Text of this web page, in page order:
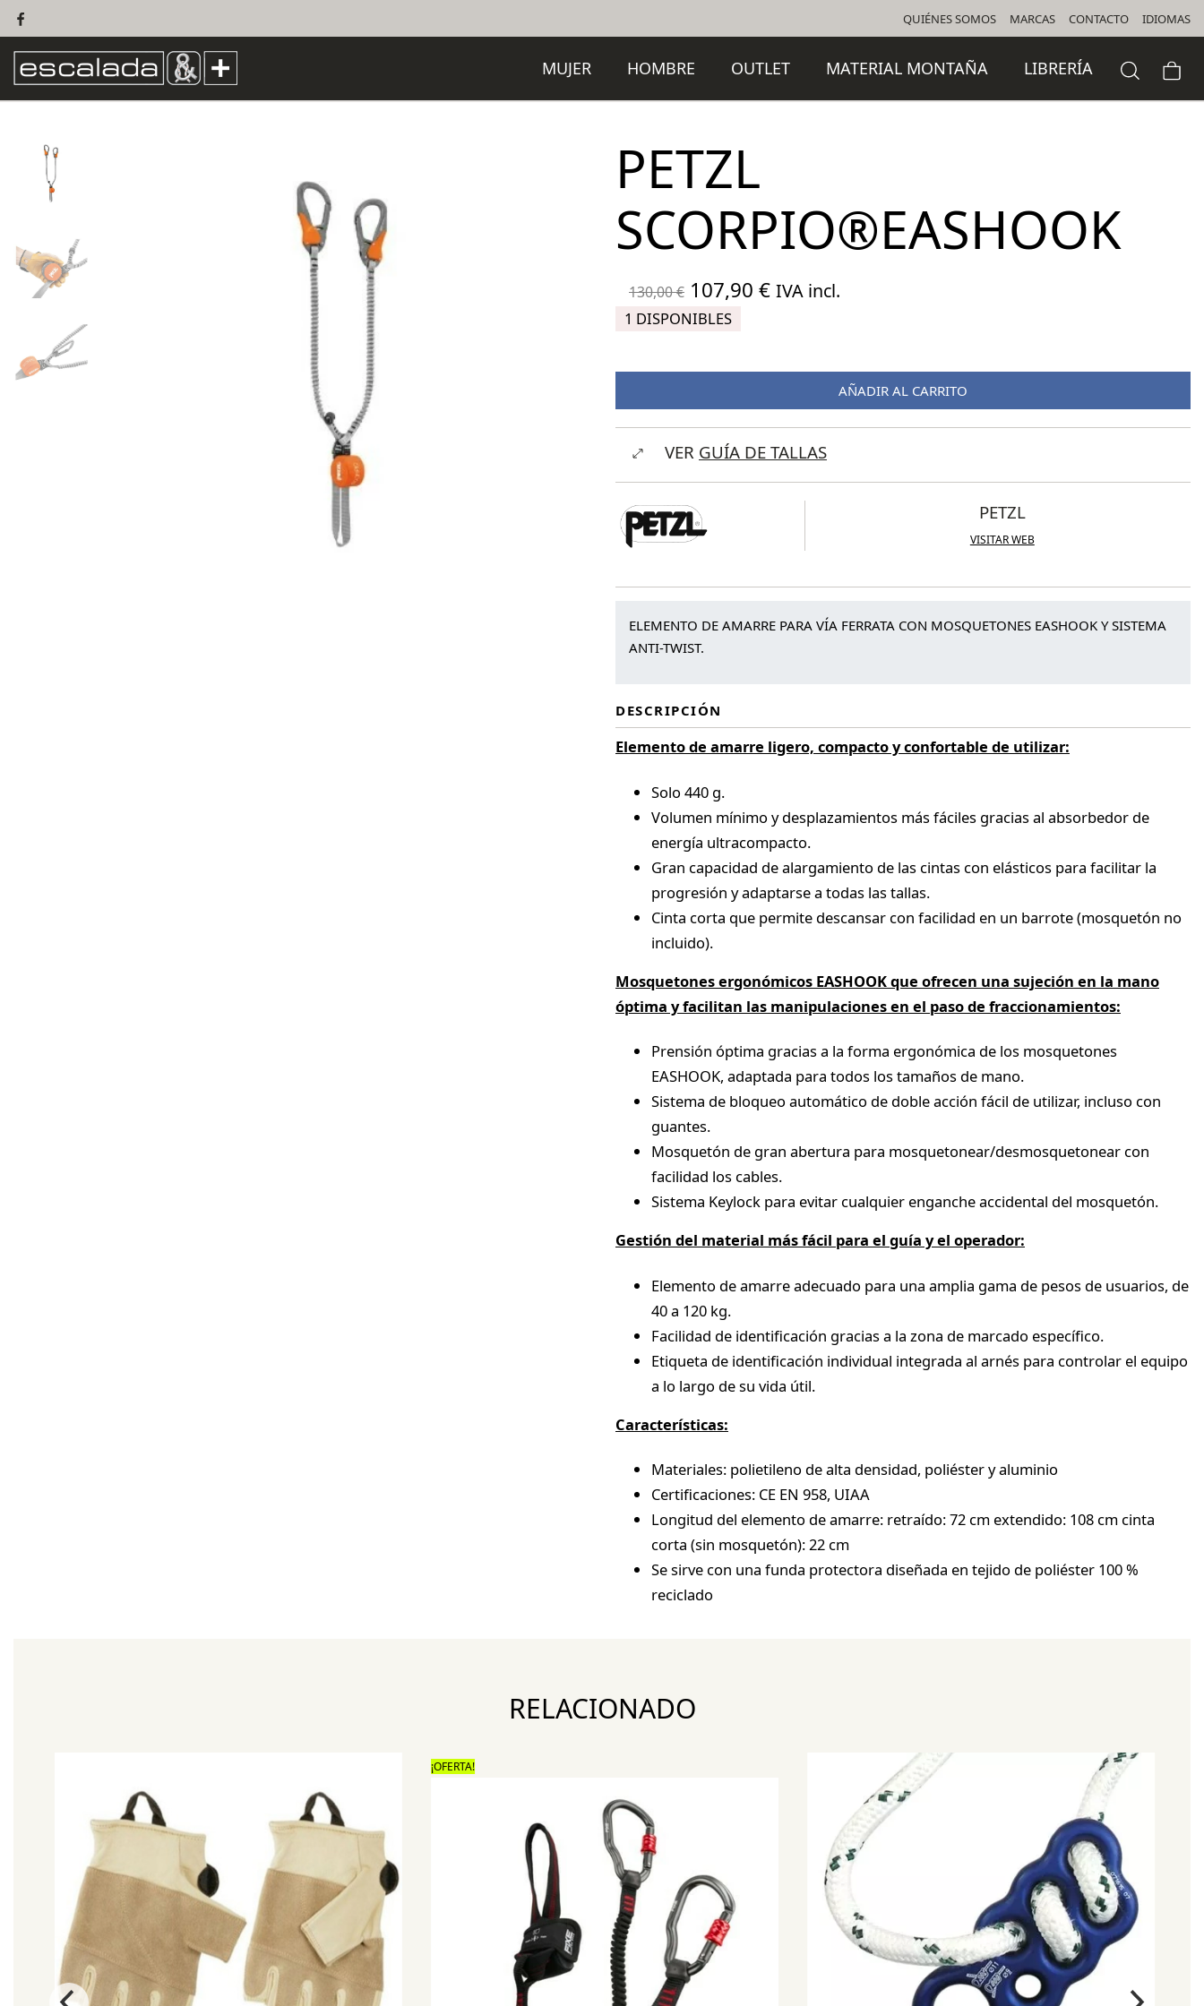
QUIÉNES SOMOS MARCAS CONTACTO IDIOMAS
MUJER HOMBRE OUTLET MATERIAL MONTAÑA LIBRERÍA
PETZL
SCORPIO®EASHOOK
130,00€ El
precio
era:
107,90 €El
es:
107,90 €.
IVA incl.
1 DISPONIBLES
AÑADIR AL CARRITO
VER GUÍA DE TALLAS
PETZL
VISITAR WEB
ELEMENTO DE AMARRE PARA VÍA FERRATA CON MOSQUETONES EASHOOK Y SISTEMA
ANTI-TWIST.
DESCRIPCIÓN
Elemento de amarre ligero, compacto y confortable de utilizar:
Solo 440 g.
Volumen mínimo y desplazamientos más fáciles gracias al absorbedor de
energía ultracompacto.
Gran capacidad de alargamiento de las cintas con elásticos para facilitar la
progresión y adaptarse a todas las tallas.
Cinta corta que permite descansar con facilidad en un barrote (mosquetón no
incluido).
Mosquetones ergonómicos EASHOOK que ofrecen una sujeción en la mano
óptima y facilitan las manipulaciones en el paso de fraccionamientos:
Prensión óptima gracias a la forma ergonómica de los mosquetones
EASHOOK, adaptada para todos los tamaños de mano.
Sistema de bloqueo automático de doble acción fácil de utilizar, incluso con
guantes.
Mosquetón de gran abertura para mosquetonear/desmosquetonear con
facilidad los cables.
Sistema Keylock para evitar cualquier enganche accidental del mosquetón.
Gestión del material más fácil para el guía y el operador:
Elemento de amarre adecuado para una amplia gama de pesos de usuarios, de
40 a 120 kg.
Facilidad de identificación gracias a la zona de marcado específico.
Etiqueta de identificación individual integrada al arnés para controlar el equipo
a lo largo de su vida útil.
Características:
Materiales: polietileno de alta densidad, poliéster y aluminio
Certificaciones: CE EN 958, UIAA
Longitud del elemento de amarre: retraído: 72 cm extendido: 108 cm cinta
corta (sin mosquetón): 22 cm
Se sirve con una funda protectora diseñada en tejido de poliéster 100 %
reciclado
RELACIONADO
¡OFERTA!